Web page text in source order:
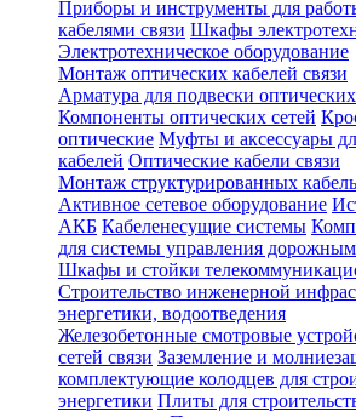
Приборы и инструменты для
кабелями связи Шкафы
Электротехническое оборудование
Монтаж оптических кабелей связи
Арматура для подвески
Компоненты оптических сетей
оптические Муфты и аксессуары
кабелей Оптические кабели связи
Монтаж структурированных
Активное сетевое оборудование
АКБ Кабеленесущие системы
для системы управления
Шкафы и стойки
Строительство инженерной
энергетики, водоотведения
Железобетонные смотровые
сетей связи Заземление и
комплектующие колодцев для
энергетики Плиты для